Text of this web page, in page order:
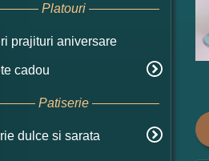
Platouri
prajituri aniversare
cadou
Patiserie
dulce si sarata